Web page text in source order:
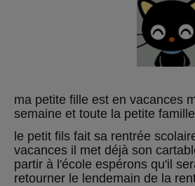
ma petite fille est en vacances
semaine et toute la petite
le petit fils fait sa rentrée
vacances il met déjà son
partir à l'école espérons qu'il
retourner le lendemain de la